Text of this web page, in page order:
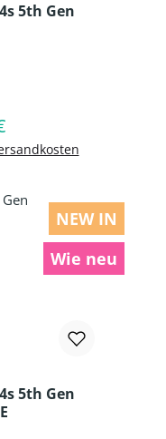
5th Gen
NEW IN
Wie neu
5th Gen